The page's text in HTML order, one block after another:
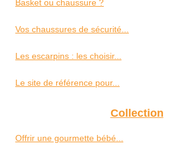
Basket ou chaussure ?
Vos chaussures de sécurité...
Les escarpins : les choisir...
Le site de référence pour...
Collection
Offrir une gourmette bébé...